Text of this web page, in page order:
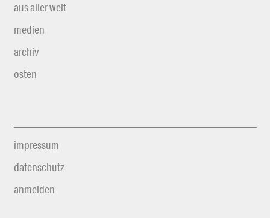
aus aller welt
medien
archiv
osten
impressum
datenschutz
anmelden